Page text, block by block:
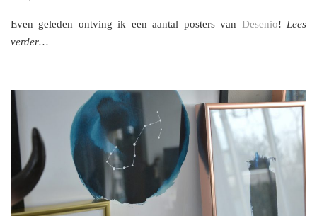
Even geleden ontving ik een aantal posters van Desenio! Lees
verder…